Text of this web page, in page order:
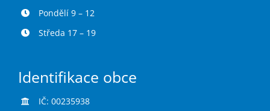
Pondělí 9 – 12
Středa 17 – 19
Identifikace obce
IČ: 00235938